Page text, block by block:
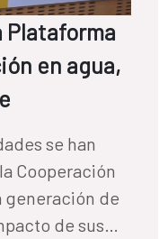
Plataforma
en agua,
se han
Cooperación
generación de
de sus